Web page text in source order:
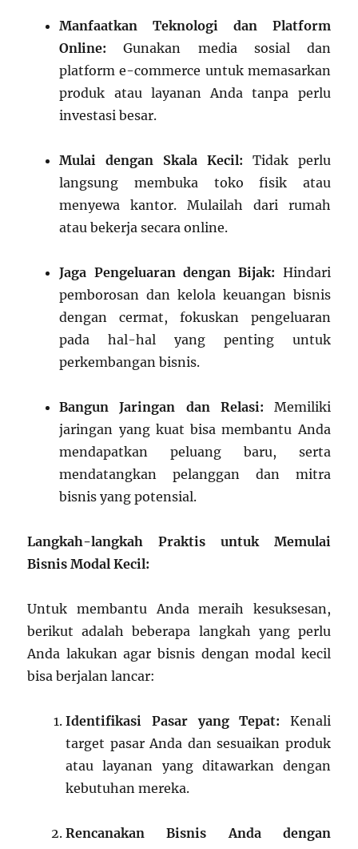
Manfaatkan Teknologi dan Platform
Online: Gunakan media sosial dan
platform e-commerce untuk memasarkan
produk atau layanan Anda tanpa perlu
investasi besar.
Mulai dengan Skala Kecil: Tidak perlu
langsung membuka toko fisik atau
menyewa kantor. Mulailah dari rumah
atau bekerja secara online.
Jaga Pengeluaran dengan Bijak: Hindari
pemborosan dan kelola keuangan bisnis
dengan cermat, fokuskan pengeluaran
pada hal-hal yang penting untuk
perkembangan bisnis.
Bangun Jaringan dan Relasi: Memiliki
jaringan yang kuat bisa membantu Anda
mendapatkan peluang baru, serta
mendatangkan pelanggan dan mitra
bisnis yang potensial.
Langkah-langkah Praktis untuk Memulai
Bisnis Modal Kecil:
Untuk membantu Anda meraih kesuksesan,
berikut adalah beberapa langkah yang perlu
Anda lakukan agar bisnis dengan modal kecil
bisa berjalan lancar:
Identifikasi Pasar yang Tepat: Kenali
target pasar Anda dan sesuaikan produk
atau layanan yang ditawarkan dengan
kebutuhan mereka.
Rencanakan Bisnis Anda dengan